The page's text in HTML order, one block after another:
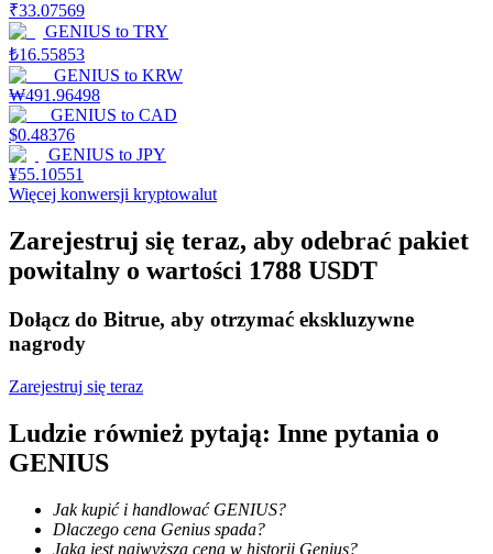
Stawianie
Wysokie zyski i natychmiastowy dostęp
Launchpool
Elastyczne stawianie zakładów, aby zarabiać na popularnych
tokenach
₹33.07569
GENIUS to TRY
₺16.55853
GENIUS to KRW
₩491.96498
GENIUS to CAD
$0.48376
GENIUS to JPY
¥55.10551
Więcej konwersji kryptowalut
Zarejestruj się teraz, aby odebrać pakiet
powitalny o wartości 1788 USDT
Dołącz do Bitrue, aby otrzymać ekskluzywne
nagrody
Zarejestruj się teraz
Ludzie również pytają: Inne pytania o
GENIUS
Jak kupić i handlować GENIUS?
Dlaczego cena Genius spada?
Jaka jest najwyższa cena w historii Genius?